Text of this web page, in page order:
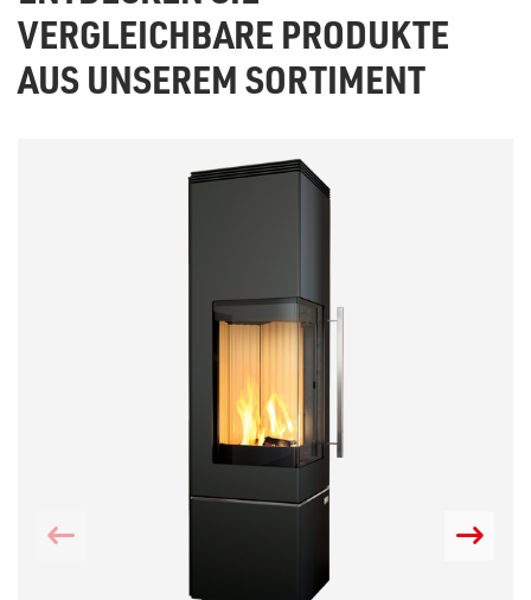
VERGLEICHBARE PRODUKTE
AUS UNSEREM SORTIMENT